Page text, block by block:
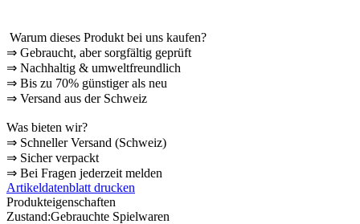
Warum dieses Produkt bei uns kaufen?
⇒ ️ Gebraucht, aber sorgfältig geprüft
⇒ ️ Nachhaltig & umweltfreundlich
⇒ Bis zu 70% günstiger als neu
⇒ ️ Versand aus der Schweiz
Was bieten wir?
⇒ Schneller Versand (Schweiz)
⇒ Sicher verpackt
⇒ Bei Fragen jederzeit melden
Artikeldatenblatt drucken
Produkteigenschaften
Zustand:Gebrauchte Spielwaren